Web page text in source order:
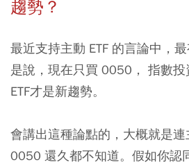
2011 15
2010
2008 30
趨勢？
最近支持主動 ETF 的言論中，
是說，現在只買 0050， 指數
ETF才是新趨勢。
會講出這種論點的，大概就是
0050 還久都不知道。假如你認